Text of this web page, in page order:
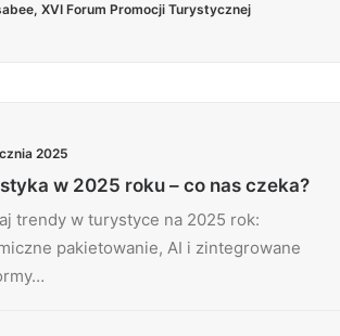
, XVI Forum Promocji Turystycznej
2025
w 2025 roku – co nas czeka?
trendy w turystyce na 2025 rok:
pakietowanie, AI i zintegrowane